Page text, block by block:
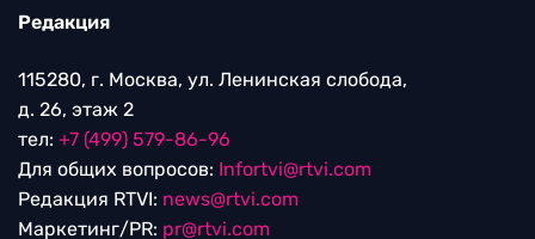
Редакция
115280, г. Москва, ул. Ленинская слобода,
д. 26, этаж 2
тел: +7 (499) 579-86-96
Для общих вопросов: Infortvi@rtvi.com
Редакция RTVI: news@rtvi.com
Маркетинг/PR: pr@rtvi.com